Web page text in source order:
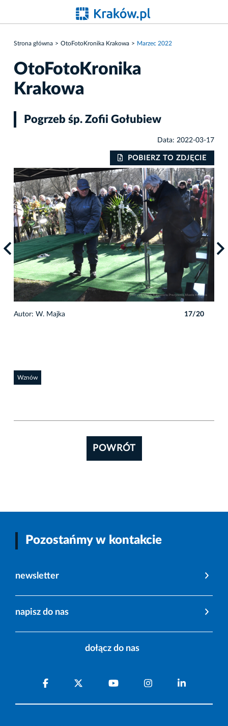
Strona główna OtoFotoKronika Krakowa Marzec 2022
OtoFotoKronika
Krakowa
Pogrzeb śp. Zofii Gołubiew
Data: 2022-03-17
POBIERZ TO ZDJĘCIE
Autor: W. Majka 17/20
Wznów
POWRÓT
Pozostańmy w kontakcie
newsletter
napisz do nas
dołącz do nas